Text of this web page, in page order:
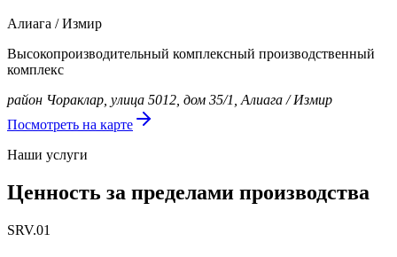
Алиага / Измир
Высокопроизводительный комплексный производственный
комплекс
район Чораклар, улица 5012, дом 35/1, Алиага / Измир
Посмотреть на карте
Наши услуги
Ценность за пределами производства
SRV.01